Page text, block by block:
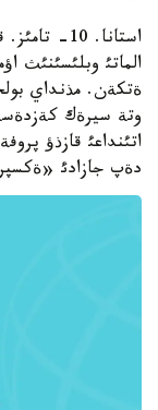
الماتئ وبلئسئنئث
ةتكةن. مذنداي
وتة سيرةك
اتئنداعئ قازذؤ
دةپ جازادئ